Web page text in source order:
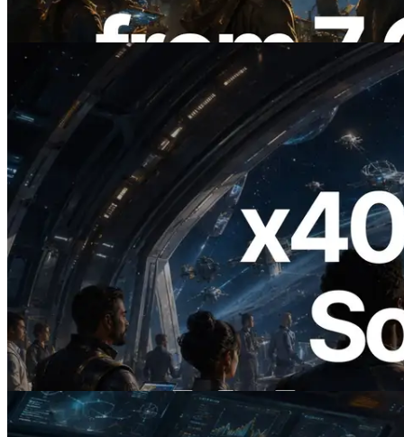
Đọc bài viết này
2026.07.04
ERPC ra mắt Solana RPC hỗ trợ x402 —
Mở ra thời đại AI Agent trả tiền theo nhu
cầu cho API cần dùng
Đọc bài viết này